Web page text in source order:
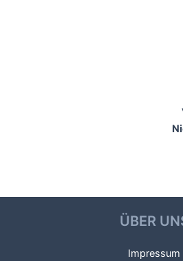
ÜBER
Impressum